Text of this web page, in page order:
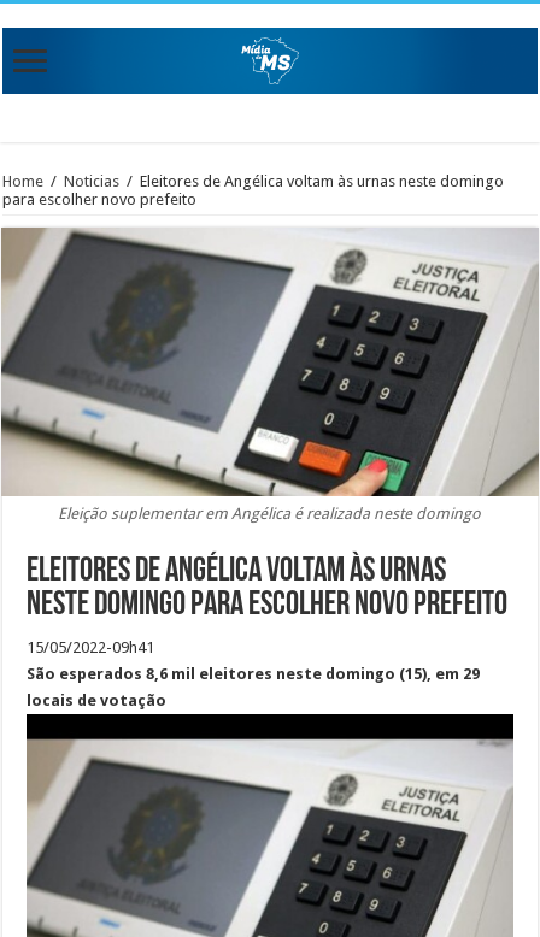
Home / Noticias / Eleitores de Angélica voltam às urnas neste domingo
para escolher novo prefeito
Eleição suplementar em Angélica é realizada neste domingo
Eleitores de Angélica voltam às urnas
neste domingo para escolher novo prefeito
15/05/2022-09h41
São esperados 8,6 mil eleitores neste domingo (15), em 29
locais de votação